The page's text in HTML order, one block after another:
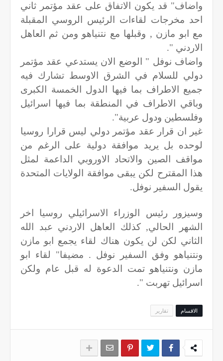
واضاف" قد يكون الاتفاق على عقد مؤتمر ثاني
احد مخرجات لقاءات الرئيس الروسي المقبلة
مع ابو مازن , وقبلها مع نتنياهو ومن ثم العاهل
الاردني ".
واضاف نوفل " الوضع الان يستدعي عقد مؤتمر
دولي للسلام في الشرق الاوسط تشارك فيه
جميع الاطراف بما فيها الدول الخمسة الكبرى
وباقي الاطراف في المنطقة بما فيها اسرائيل
وفلسطين ودول عربية".
غير ان قرار عقد مؤتمر دولي ليس قرارا روسيا
لوحده بل يريد موافقة دولية على الرغم من
مواقف الصين والاتحاد الاوروبي الداعمة لمثل
هذا المقترح لكن يبقى موافقة الولايات المتحدة
يقول السفير نوفل.
وسيزور رئيس الوزراء الاسرائيلي روسيا اخر
الشهر الحالي, كذلك العاهل الاردني عبد الله
الثاني لكن لن يكون هناك لقاء يجمع ابو مازن
ونتنياهو وفق السفير نوفل . مضيفا" لقاء ابو
مازن ونتنياهو تمت الدعوة له قبل عام ولكن
اسرائيل تهربت ".
الاقسام تقارير